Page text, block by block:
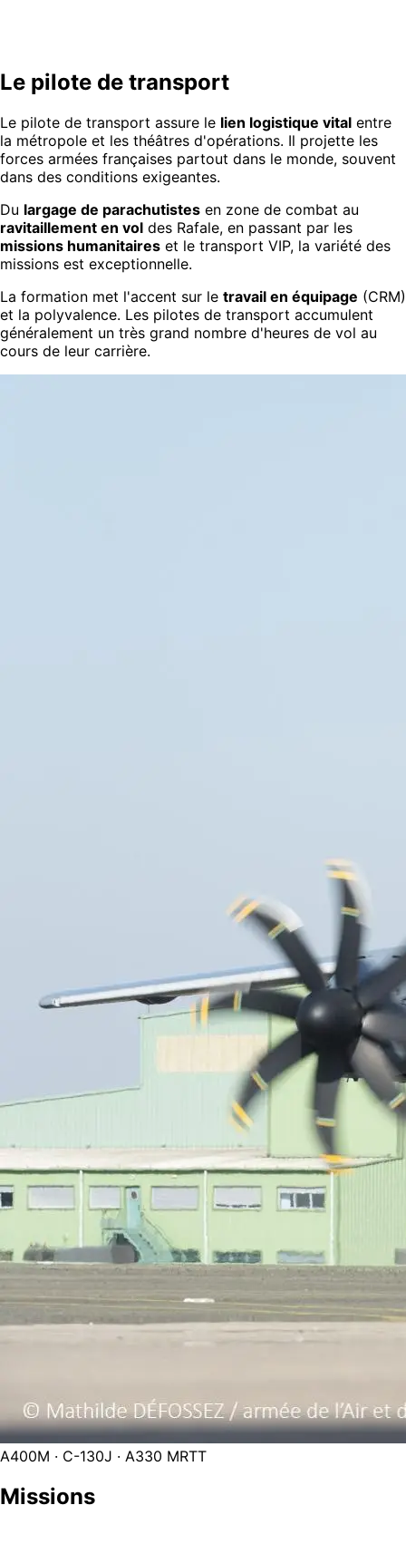
Le pilote de transport
Le pilote de transport assure le lien logistique vital entre
la métropole et les théâtres d'opérations. Il projette les
forces armées françaises partout dans le monde, souvent
dans des conditions exigeantes.
Du largage de parachutistes en zone de combat au
ravitaillement en vol des Rafale, en passant par les
missions humanitaires et le transport VIP, la variété des
missions est exceptionnelle.
La formation met l'accent sur le travail en équipage (CRM)
et la polyvalence. Les pilotes de transport accumulent
généralement un très grand nombre d'heures de vol au
cours de leur carrière.
A400M · C-130J · A330 MRTT
Missions